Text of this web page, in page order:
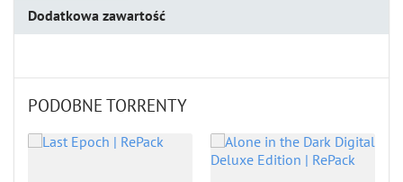
Dodatkowa zawartość
PODOBNE TORRENTY